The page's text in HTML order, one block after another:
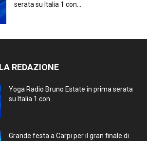
serata su Italia 1 con...
REDAZIONE
Yoga Radio Bruno Estate in prima serata
su Italia 1 con...
Grande festa a Carpi per il gran finale di